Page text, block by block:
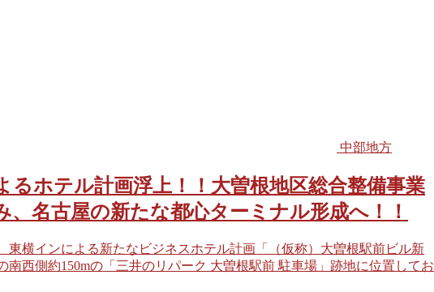
中部地方
るホテル計画浮上！！大曽根地区総合整備事業
名古屋の新たな都心ターミナル形成へ！！
東横インによる新たなビジネスホテル計画「（仮称）大曽根駅前ビル新
西側約150mの「三井のリパーク 大曽根駅前 駐車場」跡地に位置してお